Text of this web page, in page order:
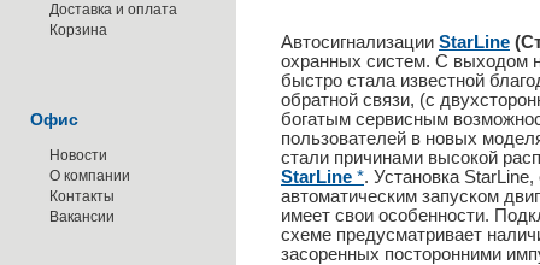
Доставка и оплата
Корзина
Офис
Новости
О компании
Контакты
Вакансии
Автосигнализации StarLine
охранных систем. С выходом
быстро стала известной
обратной связи, (с
богатым сервисным
пользователей в новых
стали причинами высокой
StarLine *. Установка
автоматическим запуском
имеет свои особенности.
схеме предусматривает
засоренных посторонними